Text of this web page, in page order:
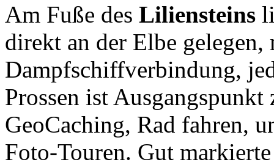
Am Fuße des Liliensteins
direkt an der Elbe
Dampfschiffverbindung,
Prossen ist
GeoCaching, Rad fahren,
Foto-Touren. Gut